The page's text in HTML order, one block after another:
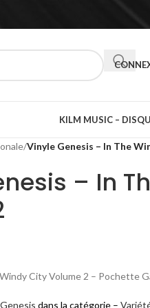
KILM MUSIC –
/Vinyle Genesis – In The
– In
City Volume 2 – Pochette
Genesis dans la catégorie –